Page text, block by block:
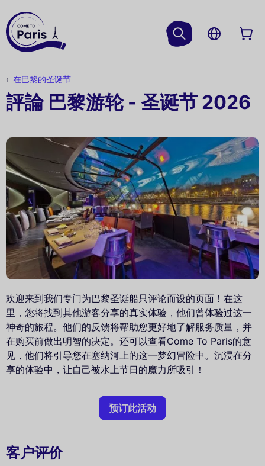
在巴黎的圣诞节
評論 巴黎游轮 - 圣诞节 2026
欢迎来到我们专门为巴黎圣诞船只评论而设的页面！在这
里，您将找到其他游客分享的真实体验，他们曾体验过这一
神奇的旅程。他们的反馈将帮助您更好地了解服务质量，并
在购买前做出明智的决定。还可以查看Come To Paris的意
见，他们将引导您在塞纳河上的这一梦幻冒险中。沉浸在分
享的体验中，让自己被水上节日的魔力所吸引！
预订此活动
客户评价